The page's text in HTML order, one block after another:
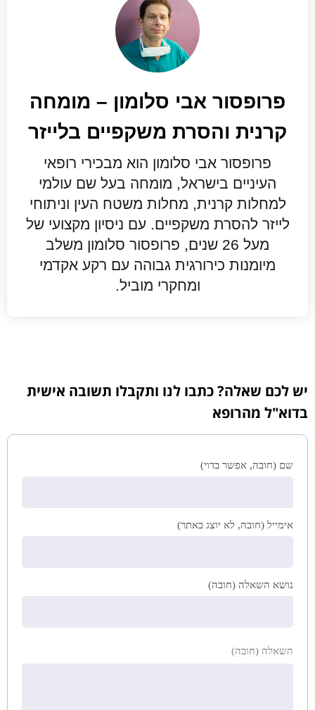
פרופסור אבי סלומון – מומחה
קרנית והסרת משקפיים בלייזר
פרופסור אבי סלומון הוא מבכירי רופאי
העיניים בישראל, מומחה בעל שם עולמי
למחלות קרנית, מחלות משטח העין וניתוחי
לייזר להסרת משקפיים. עם ניסיון מקצועי של
מעל 26 שנים, פרופסור סלומון משלב
מיומנות כירורגית גבוהה עם רקע אקדמי
ומחקרי מוביל.
יש לכם שאלה? כתבו לנו ותקבלו תשובה אישית
בדוא"ל מהרופא
שם (חובה, אפשר בדוי)
אימייל (חובה, לא יוצג באתר)
נושא השאלה (חובה)
השאלה (חובה)